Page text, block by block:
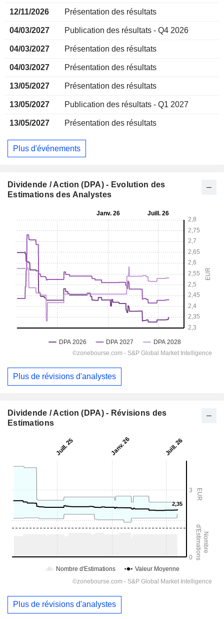
12/11/2026 Présentation des résultats
04/03/2027 Publication des résultats - Q4 2026
04/03/2027 Présentation des résultats
04/03/2027 Présentation des résultats
13/05/2027 Présentation des résultats
13/05/2027 Publication des résultats - Q1 2027
13/05/2027 Présentation des résultats
Plus d'événements
Dividende / Action (DPA) - Evolution des
Estimations des Analystes
Plus de révisions d'analystes
Dividende / Action (DPA) - Révisions des
Estimations
Plus de révisions d'analystes